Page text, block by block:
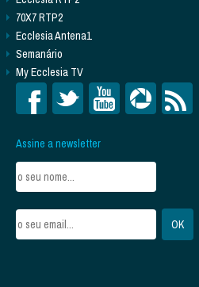
70X7 RTP2
Ecclesia Antena1
Semanário
My Ecclesia TV
Assine a newsletter